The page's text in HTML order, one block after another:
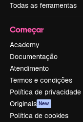
Todas as ferramentas
Começar
Academy
Documentação
Atendimento
Termos e condições
Política de privacidade
Originais New
Política de cookies